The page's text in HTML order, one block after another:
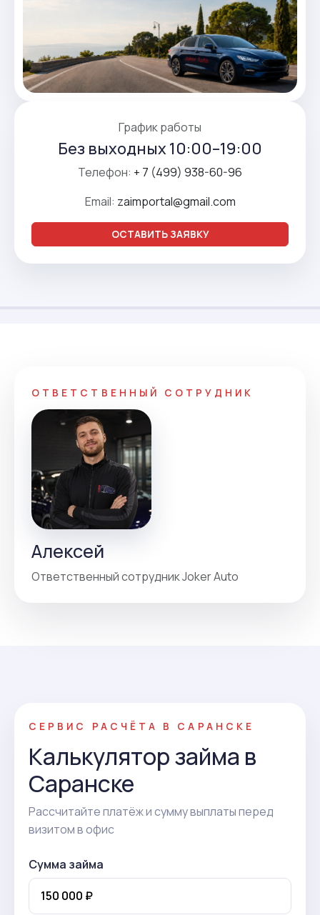
График работы
Без выходных 10:00–19:00
Телефон: + 7 (499) 938-60-96
Email: zaimportal@gmail.com
ОСТАВИТЬ ЗАЯВКУ
ОТВЕТСТВЕННЫЙ СОТРУДНИК
Алексей
Ответственный сотрудник Joker Auto
СЕРВИС РАСЧЁТА В САРАНСКЕ
Калькулятор займа в
Саранске
Рассчитайте платёж и сумму выплаты перед
визитом в офис
Сумма займа